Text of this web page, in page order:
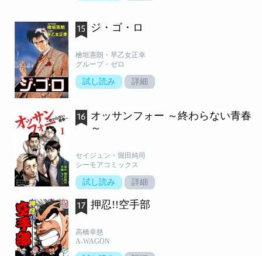
ジ・ゴ・ロ
檜垣憲朗・早乙女正幸
グループ・ゼロ
試し読み 詳細
オッサンフォー ～終わらない青春
～
セイジュン・堀田純司
シーモアコミックス
試し読み 詳細
押忍!!空手部
高橋幸慈
A-WAGON